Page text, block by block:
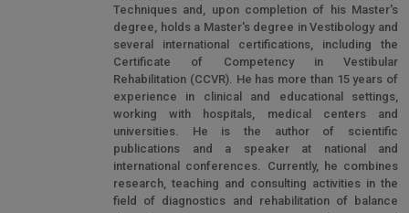
Techniques and, upon completion of his Master's
degree, holds a Master's degree in Vestibology and
several international certifications, including the
Certificate of Competency in Vestibular
Rehabilitation (CCVR). He has more than 15 years of
experience in clinical and educational settings,
working with hospitals, medical centers and
universities. He is the author of scientific
publications and a speaker at national and
international conferences. Currently, he combines
research, teaching and consulting activities in the
field of diagnostics and rehabilitation of balance